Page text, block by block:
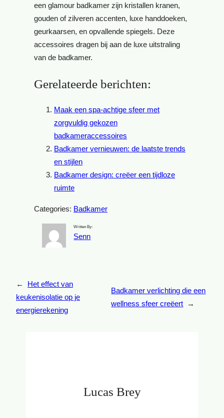
een glamour badkamer zijn kristallen kranen,
gouden of zilveren accenten, luxe handdoeken,
geurkaarsen, en opvallende spiegels. Deze
accessoires dragen bij aan de luxe uitstraling
van de badkamer.
Gerelateerde berichten:
Maak een spa-achtige sfeer met
zorgvuldig gekozen
badkameraccessoires
Badkamer vernieuwen: de laatste trends
en stijlen
Badkamer design: creëer een tijdloze
ruimte
Categories: Badkamer
Written By:
Senn
←
Het effect van
keukenisolatie op je
energierekening
Badkamer verlichting die een
wellness sfeer creëert
→
Lucas Brey